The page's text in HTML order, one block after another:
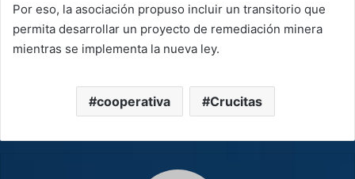
Por eso, la asociación propuso incluir un transitorio que
permita desarrollar un proyecto de remediación minera
mientras se implementa la nueva ley.
cooperativa Crucitas